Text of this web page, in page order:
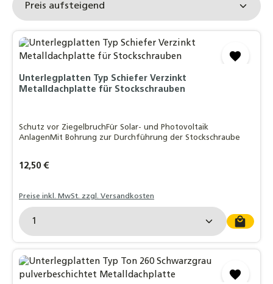
Unterlegplatten Typ Schiefer Verzinkt
Metalldachplatte für Stockschrauben
Schutz vor ZiegelbruchFür Solar- und Photovoltaik
AnlagenMit Bohrung zur Durchführung der Stockschraube
Regulärer Preis:
12,50 €
Preise inkl. MwSt. zzgl. Versandkosten
Produkt Anzahl: Gib den gewünschten Wert